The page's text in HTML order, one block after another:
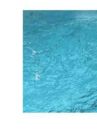
iD.4
🌿
2026: